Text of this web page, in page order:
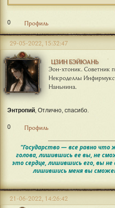
0 Профиль
ЦЗИН БЭЙЮАНЬ
Эон-хтоник. Советник
Некроделлы
Наньнина.
29-05-2022, 15:32:47
Энтропий , Отлично, спасибо.
0 Профиль
"Государство — все равно
голова, лишившись ее вы, не
это сердце, лишившись его, вы
лишившись меня вы
21-06-2022, 14:26:42